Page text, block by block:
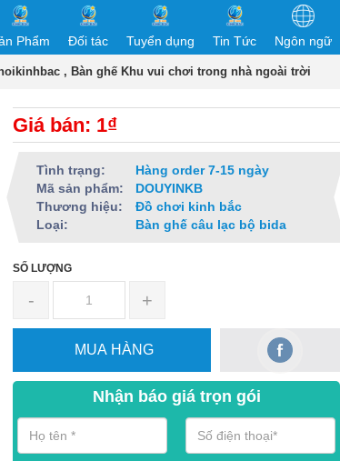
Phẩm Đối tác Tuyển dụng Tin Tức Ngôn ngữ
, Bàn ghế Khu vui chơi trong nhà ngoài trời
Giá bán: 1₫
Tình trạng:
Hàng order 7-15 ngày
Mã sản phẩm:
DOUYINKB
Thương hiệu:
Đồ chơi kinh bắc
Loại:
Bàn ghế câu lạc bộ bida
SỐ LƯỢNG
- +
MUA HÀNG
Nhận báo giá trọn gói